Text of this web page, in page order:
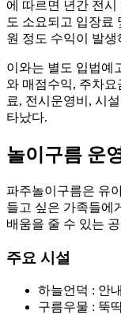
에 따르면 년간 전시
도 소요되고 입장료
원 정도 수익이 발
이와는 별도 입법예
와 매점수익, 주차요
료, 전시운영비, 시
타났다.
놀이구름 운
파주놀이구름은 유
들고 싶은 가족들에
배움을 줄 수 있는
주요 시설
하늘언덕 : 안
구름우물 : 뚝